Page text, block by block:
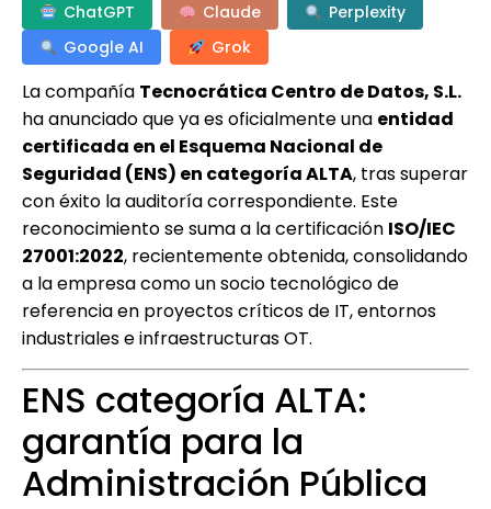
ChatGPT
Claude
Perplexity
Google AI
Grok
La compañía Tecnocrática Centro de Datos, S.L.
ha anunciado que ya es oficialmente una entidad
certificada en el Esquema Nacional de
Seguridad (ENS) en categoría ALTA, tras superar
con éxito la auditoría correspondiente. Este
reconocimiento se suma a la certificación ISO/IEC
27001:2022, recientemente obtenida, consolidando
a la empresa como un socio tecnológico de
referencia en proyectos críticos de IT, entornos
industriales e infraestructuras OT.
ENS categoría ALTA:
garantía para la
Administración Pública